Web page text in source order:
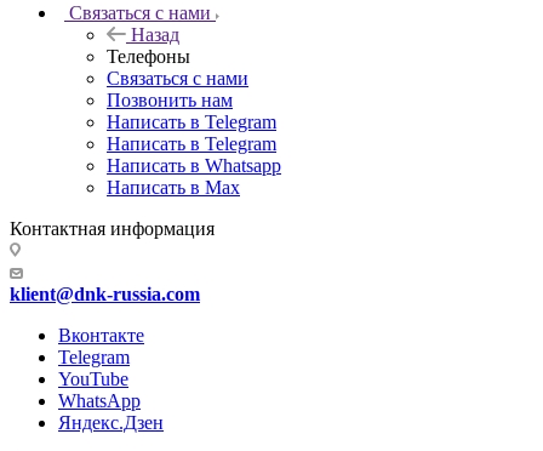
Связаться с нами
Назад
Телефоны
Связаться с нами
Позвонить нам
Написать в Telegram
Написать в Telegram
Написать в Whatsapp
Написать в Max
Контактная информация
klient@dnk-russia.com
Вконтакте
Telegram
YouTube
WhatsApp
Яндекс.Дзен